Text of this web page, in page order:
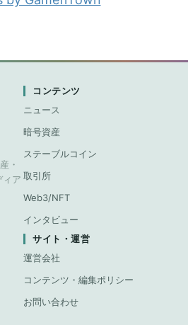
・
ィア
コンテンツ
ニュース
暗号資産
ステーブルコイン
取引所
Web3/NFT
インタビュー
サイト・運営
運営会社
コンテンツ・編集ポリシー
お問い合わせ